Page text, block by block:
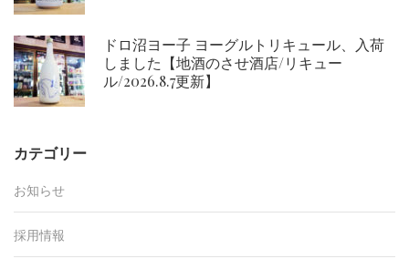
ドロ沼ヨー子 ヨーグルトリキュール、入荷
しました【地酒のさせ酒店/リキュー
ル/2026.8.7更新】
カテゴリー
お知らせ
採用情報